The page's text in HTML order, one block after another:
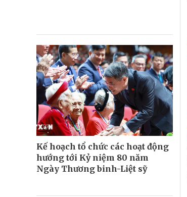
Kế hoạch tổ chức các hoạt động
hướng tới Kỷ niệm 80 năm
Ngày Thương binh-Liệt sỹ